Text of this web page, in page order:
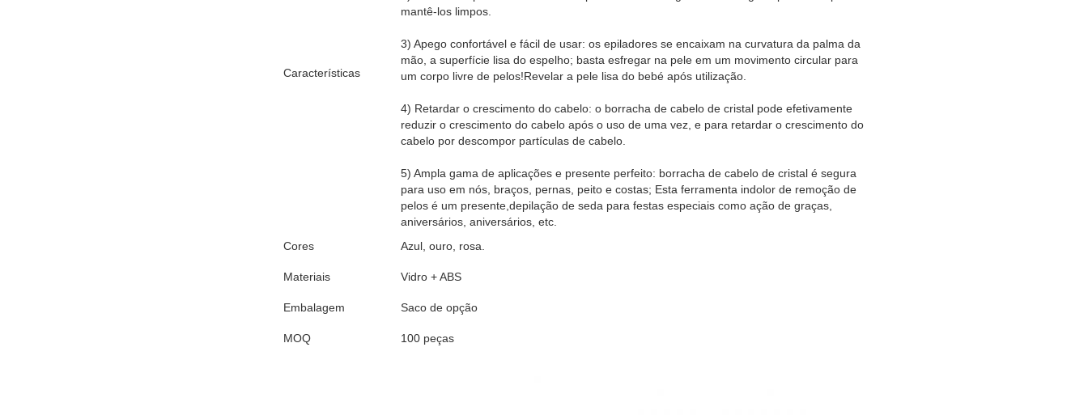
Características
mantê-los limpos.
3) Apego confortável e fácil de usar: os epiladores se encaixam na curvatura da palma da
mão, a superfície lisa do espelho; basta esfregar na pele em um movimento circular para
um corpo livre de pelos!Revelar a pele lisa do bebé após utilização.
4) Retardar o crescimento do cabelo: o borracha de cabelo de cristal pode efetivamente
reduzir o crescimento do cabelo após o uso de uma vez, e para retardar o crescimento do
cabelo por descompor partículas de cabelo.
5) Ampla gama de aplicações e presente perfeito: borracha de cabelo de cristal é segura
para uso em nós, braços, pernas, peito e costas; Esta ferramenta indolor de remoção de
pelos é um presente,depilação de seda para festas especiais como ação de graças,
aniversários, aniversários, etc.
Cores
Azul, ouro, rosa.
Materiais Vidro + ABS
Embalagem Saco de opção
MOQ 100 peças